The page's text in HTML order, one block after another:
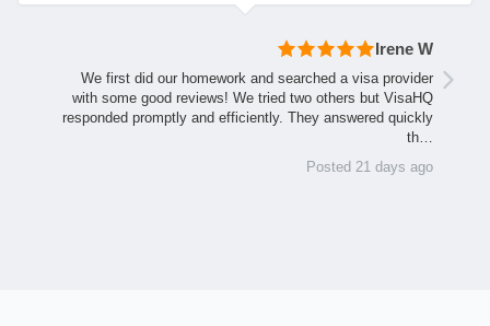
Irene W
We first did our homework and searched a visa provider
with some good reviews! We tried two others but VisaHQ
responded promptly and efficiently. They answered quickly
th…
Posted 21 days ago